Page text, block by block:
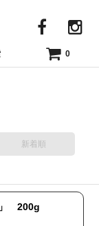
0
新着順
」 200g